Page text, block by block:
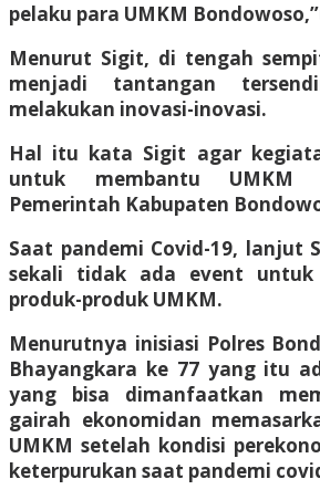
pelaku para UMKM
Menurut Sigit, di tengah
menjadi tantangan
melakukan inovasi-inovasi.
Hal itu kata Sigit agar
untuk membantu UMKM
Pemerintah Kabupaten
Saat pandemi Covid-19, lanjut
sekali tidak ada event untuk
produk-produk UMKM.
Menurutnya inisiasi Polres
Bhayangkara ke 77 yang itu
yang bisa dimanfaatkan
gairah ekonomidan
UMKM setelah kondisi
keterpurukan saat pandemi